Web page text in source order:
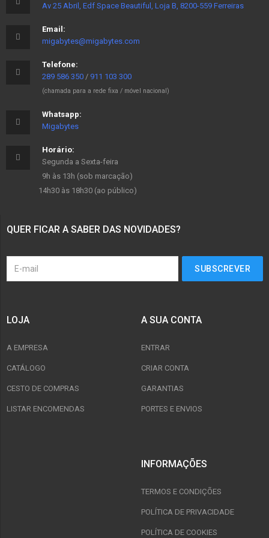
Av 25 Abril, Edf Space Beautiful, Loja B, 8200-559 Ferreiras
Email:
migabytes@migabytes.com
Telefone:
289 586 350 / 911 103 300
(chamada para a rede fixa / móvel nacional)
Whatsapp:
Migabytes
Horário:
Segunda a Sexta-feira
9h às 13h (sob marcação)
14h30 às 18h30 (ao público)
QUER FICAR A SABER DAS NOVIDADES?
LOJA
A EMPRESA
CATÁLOGO
CESTO DE COMPRAS
LISTAR ENCOMENDAS
A SUA CONTA
ENTRAR
CRIAR CONTA
GARANTIAS
PORTES E ENVIOS
INFORMAÇÕES
TERMOS E CONDIÇÕES
POLÍTICA DE PRIVACIDADE
POLÍTICA DE COOKIES